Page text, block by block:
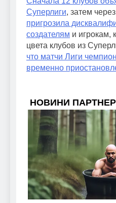
Суперлиги, затем
пригрозила
создателям и игрокам,
цвета клубов из
что матчи Лиги
временно